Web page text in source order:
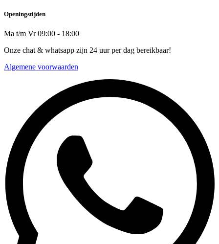
Openingstijden
Ma t/m Vr 09:00 - 18:00
Onze chat & whatsapp zijn 24 uur per dag bereikbaar!
Algemene voorwaarden